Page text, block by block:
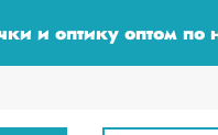
и оптику оптом